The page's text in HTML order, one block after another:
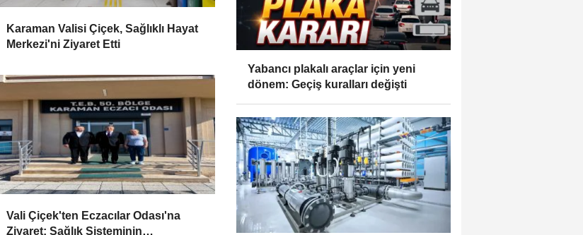
Karaman Valisi Çiçek, Sağlıklı Hayat
Merkezi'ni Ziyaret Etti
Vali Çiçek'ten Eczacılar Odası'na
Ziyaret: Sağlık Sisteminin
Yabancı plakalı araçlar için yeni
dönem: Geçiş kuralları değişti